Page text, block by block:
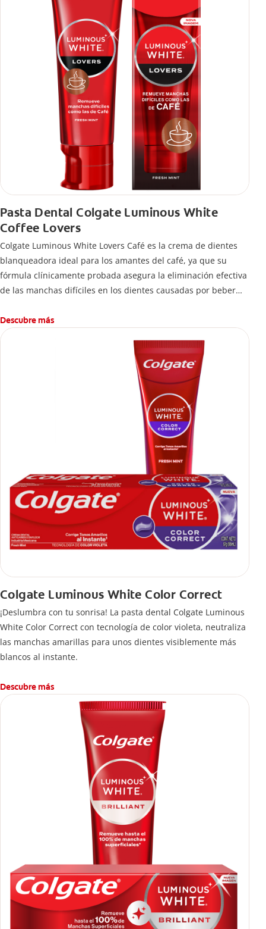
Pasta Dental Colgate Luminous White
Coffee Lovers
Colgate Luminous White Lovers Café es la crema de dientes
blanqueadora ideal para los amantes del café, ya que su
fórmula clínicamente probada asegura la eliminación efectiva
de las manchas difíciles en los dientes causadas por beber
Descubre más
Colgate Luminous White Color Correct
¡Deslumbra con tu sonrisa! La pasta dental Colgate Luminous
White Color Correct con tecnología de color violeta, neutraliza
las manchas amarillas para unos dientes visiblemente más
blancos al instante.
Descubre más